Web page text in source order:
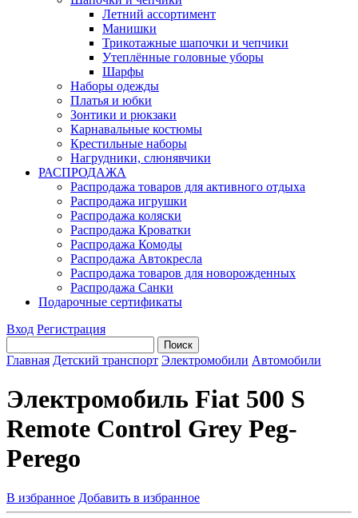
Летний ассортимент
Манишки
Трикотажные шапочки и чепчики
Утеплённые головные уборы
Шарфы
Наборы одежды
Платья и юбки
Зонтики и рюкзаки
Карнавальные костюмы
Крестильные наборы
Нагрудники, слюнявчики
РАСПРОДАЖА
Распродажа товаров для активного отдыха
Распродажа игрушки
Распродажа коляски
Распродажа Кроватки
Распродажа Комоды
Распродажа Автокресла
Распродажа товаров для новорожденных
Распродажа Санки
Подарочные сертификаты
Вход Регистрация
Главная Детский транспорт Электромобили Автомобили
Электромобиль Fiat 500 S
Remote Control Grey Peg-
Perego
В избранное Добавить в избранное